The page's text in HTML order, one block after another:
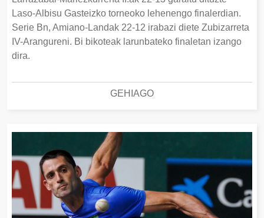
Laso-Albisu Gasteizko torneoko lehenengo finalerdian.
Serie Bn, Amiano-Landak 22-12 irabazi diete Zubizarreta
IV-Arangureni. Bi bikoteak larunbateko finaletan izango
dira.
GEHIAGO